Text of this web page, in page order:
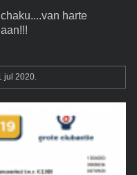
harte
jul 2020.